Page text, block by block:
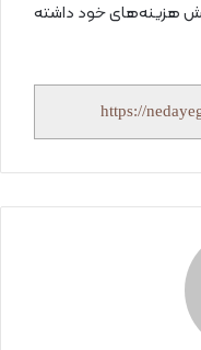
هزینه‌های خود داشته
https://